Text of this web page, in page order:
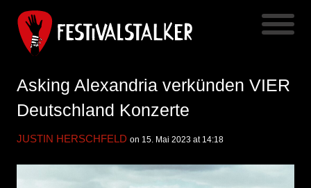
Asking Alexandria verkünden VIER
Deutschland Konzerte
JUSTIN HERSCHFELD on 15. Mai 2023 at 14:18